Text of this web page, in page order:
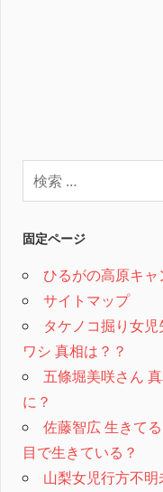
固定ページ
ひるがの高原キ
サイトマップ
タケノコ掘り女
ワシ 真相は？？
五條堀美咲さん
に？
佐藤智広 生きて
目で生きている？
山梨女児行方不